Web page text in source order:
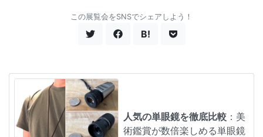
この展覧会をSNSでシェアしよう！
B!
人気の単眼鏡を徹底比較 ：美
術鑑賞が数倍楽しめる単眼鏡